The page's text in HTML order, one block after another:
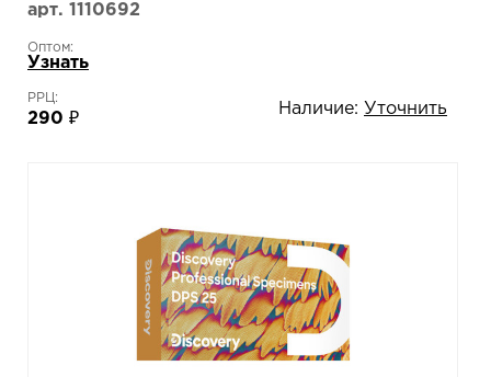
арт. 1110692
Оптом:
Узнать
РРЦ:
290 ₽
Наличие: Уточнить